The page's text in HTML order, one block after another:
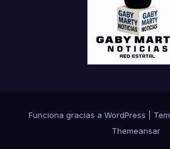
Funciona gracias a WordPress
Themeansar